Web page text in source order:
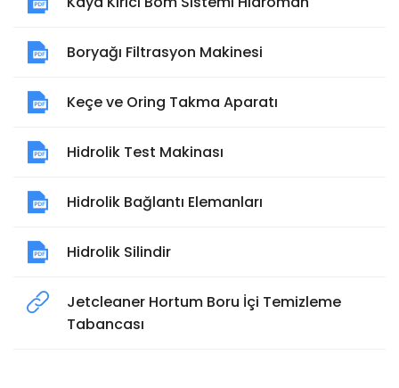
Boryağı Filtrasyon Makinesi
Keçe ve Oring Takma Aparatı
Hidrolik Test Makinası
Hidrolik Bağlantı Elemanları
Hidrolik Silindir
Jetcleaner Hortum Boru İçi Temizleme
Tabancası